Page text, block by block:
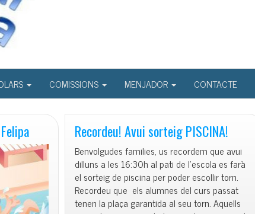
COMISSIONS MENJADOR CONTACTE
Recordeu! Avui sorteig PISCINA!
Benvolgudes families, us recordem que avui
dilluns a les 16:30h al pati de l’escola es farà
el sorteig de piscina per poder escollir torn.
Recordeu que els alumnes del curs passat
tenen la plaça garantida al seu torn. Aquells